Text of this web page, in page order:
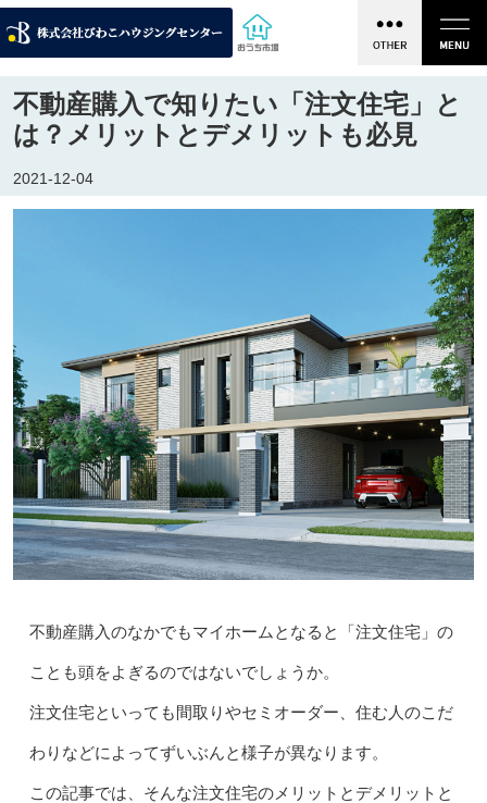
不動産購入で知りたい「注文住宅」と
は？メリットとデメリットも必見
2021-12-04
不動産購入のなかでもマイホームとなると「注文住宅」の
ことも頭をよぎるのではないでしょうか。
注文住宅といっても間取りやセミオーダー、住む人のこだ
わりなどによってずいぶんと様子が異なります。
この記事では、そんな注文住宅のメリットとデメリットと